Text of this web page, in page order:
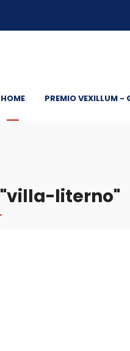
HOME PREMIO VEXILLUM -
literno"